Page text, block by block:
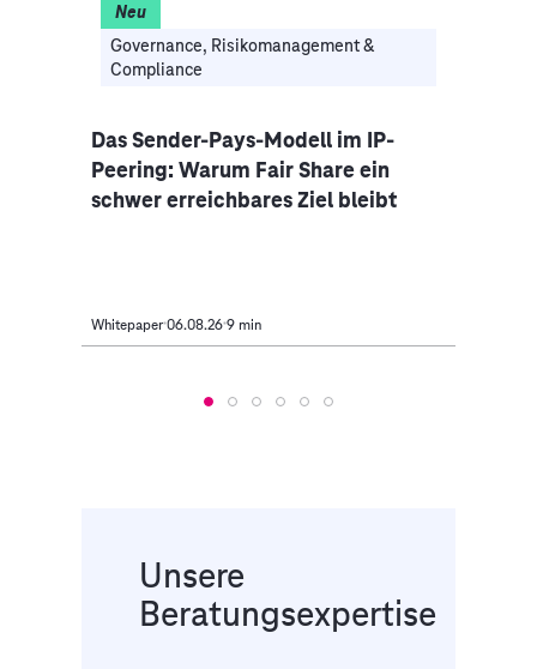
Governance, Risikomanagement &
Compliance
Neu
Das Sender-Pays-Modell im IP-
Peering: Warum Fair Share ein
schwer erreichbares Ziel bleibt
Whitepaper 06.08.26 9 min
Unsere
Beratungsexpertise